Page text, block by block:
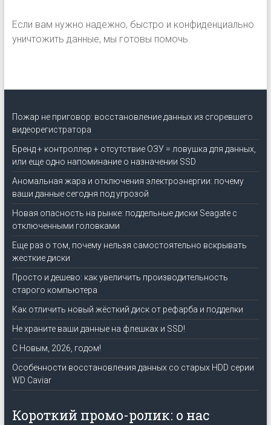
Если вам нужно надежно, быстро и конфиденциально
уничтожить данные, мы готовы помочь.
Пожар не приговор: восстановление данных из сгоревшего
видеорегистратора
Бренд + контроллер + отсутствие ОЗУ = ловушка для данных,
или еще одно напоминание о назначении SSD
Аномальная жара и отключения электроэнергии: почему
ваши данные сегодня под угрозой
Новая опасность на рынке: поддельные диски Seagate с
отключенными головками
Еще раз о том, почему нельзя самостоятельно вскрывать
жесткие диски
Просто и дешево: как увеличить производительность
старого компьютера
Как отличить новый жёсткий диск от рефарба и подделки
Не храните ваши данные на флешках и SSD!
C Новым, 2026, годом!
Особенности восстановления данных со старых HDD серии
WD Caviar
Короткий промо-ролик: о нас